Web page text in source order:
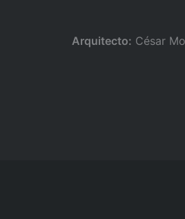
Arquitecto: César